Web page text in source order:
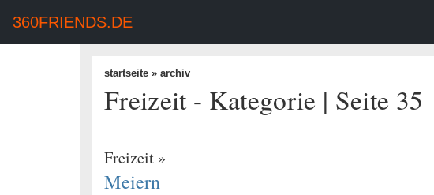
360FRIENDS.DE
startseite » archiv
Freizeit - Kategorie | Seite 35
Freizeit »
Meiern